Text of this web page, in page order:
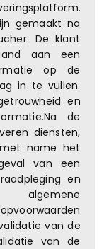
gemaakt na
De klant
aan een
op de
in te vullen.
en
de
diensten,
name het
van een
en
van de
van de